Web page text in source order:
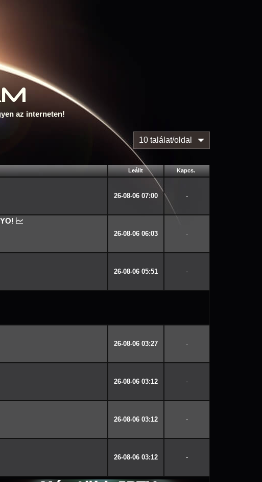
az interneten!
10 találat/oldal
Leállt Kapcs.
26-08-06 07:00 -
26-08-06 06:03 -
26-08-06 05:51 -
26-08-06 03:27 -
26-08-06 03:12 -
26-08-06 03:12 -
26-08-06 03:12 -